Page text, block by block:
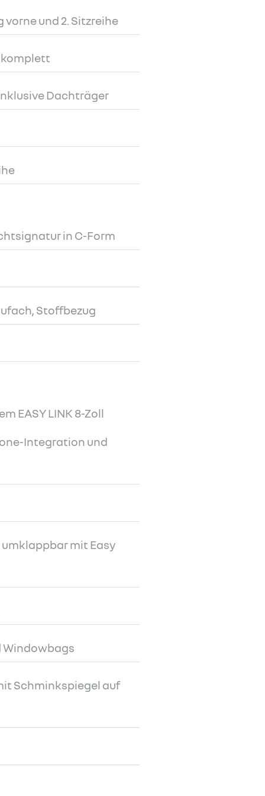
und 2. Sitzreihe
Dachträger
in C-Form
Stoffbezug
EASY LINK 8-Zoll
Integration und
umklappbar mit Easy
Windowbags
Schminkspiegel auf